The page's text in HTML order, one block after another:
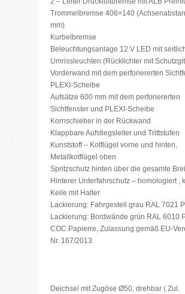
Trommelbremse 406×140
mm)
Kurbelbremse
Beleuchtungsanlage 12 V LED mit
Umrissleuchten (Rücklichter mit
Vorderwand mit dem perforiererten
PLEXI-Scheibe
Aufsätze 600 mm mit dem perforiererten
Sichtfenster und PLEXI-Scheibe
Kornschieber in der Rückwand
Klappbare Aufstiegsleiter und Trittstufen
Kunststoff – Kotflügel vorne und hinten,
Metallkotflügel oben
Spritzschutz hinten über die gesamte
Hinterer Unterfahrschutz – homologiert ,
Keile mit Halter
Lackierung: Fahrgestell grau RAL 7021
Lackierung: Bordwände grün RAL 6010
COC Papierre, Zulassung gemäß EU-
Nr. 167/2013
Deichsel mit Zugöse Ø50, drehbar ( Zul.